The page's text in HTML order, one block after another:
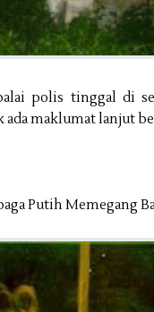
polis tinggal di
maklumat lanjut
Putih Memegang